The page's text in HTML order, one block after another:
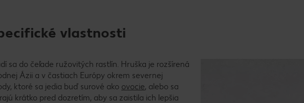
vlastnosti
sa do čeľade ružovitých rastlín. Hruška je rozšírená
Ázii a v častiach Európy okrem severnej
ktoré sa jedia buď surové ako ovocie, alebo sa
krátko pred dozretím, aby sa zaistila ich lepšia